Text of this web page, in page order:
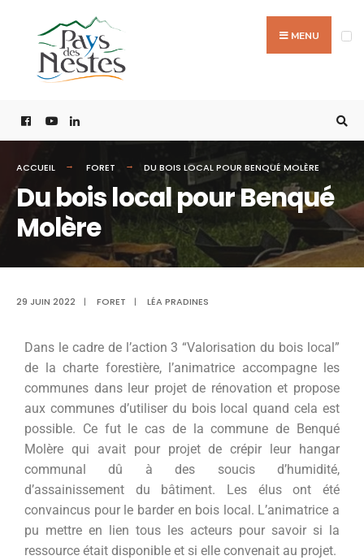
MENU
ACCUEIL FORET DU BOIS LOCAL POUR BENQUÉ MOLÈRE
Du bois local pour Benqué
Molère
29 JUIN 2022 | FORET | LÉA PRADINES
Dans le cadre de l’action 3 “Valorisation du bois local”
de la charte forestière, l’animatrice accompagne les
communes dans leur projet de rénovation et propose
aux communes d’utiliser du bois local quand cela est
possible. Ce fut le cas de la commune de Benqué
Molère qui avait pour projet de crépir leur hangar
communal dû à des soucis d’humidité,
d’assainissement du bâtiment. Les élus ont été
convaincus pour le barder en bois local. L’animatrice a
pu mettre en lien tous les acteurs pour savoir si la
ressource était disponible et si elle convenait au projet.